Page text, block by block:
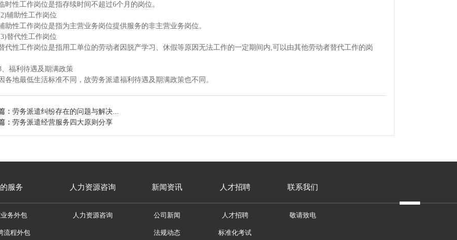
性工作岗位是指存续时间不超过6个月的岗位。
助性工作岗位
性工作岗位是指为主营业务岗位提供服务的非主营业务岗位。
代性工作岗位
性工作岗位是指用工单位的劳动者因脱产学习、休假等原因无法工作的一定期间内,可以由其他劳动者替代工作的岗
利待遇及期满政策
地最低生活标准不同，故劳务派遣福利待遇及期满政策也不同。
： 劳务派遣纠纷存在的问题与解决...
： 劳务派遣经营服务四大原则分享
服务
务外包
流程外包
人力资源咨询
人力资源咨询
新闻资讯
公司新闻
法规动态
人才招聘
人才招聘
标准化考试
联系我们
敬请致电